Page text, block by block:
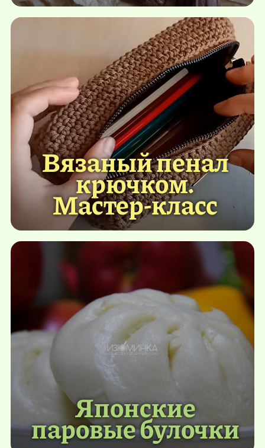
Вязаный пенал
крючком.
Мастер-класс
Японские
паровые булочки